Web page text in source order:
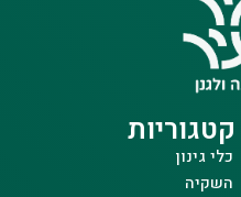
קטגוריות
כלי גינון
השקיה